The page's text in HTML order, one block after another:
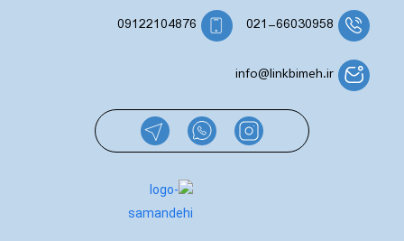
021-66030958
09122104876
info@linkbimeh.ir